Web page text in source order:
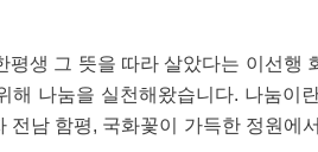
생 그 뜻을 따라 살았다는 이선행
해 나눔을 실천해왔습니다. 나눔이
남 함평, 국화꽃이 가득한 정원에